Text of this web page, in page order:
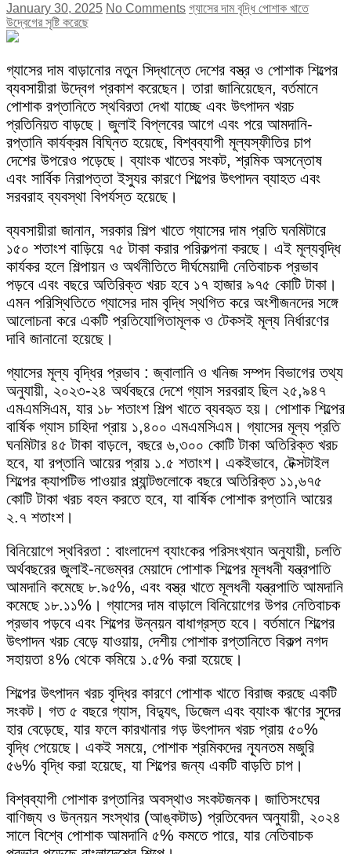
January 30, 2025 No Comments গ্যাসের দাম বৃদ্ধি পোশাক খাতে
উদ্বেগের সৃষ্টি করেছে
গ্যাসের দাম বাড়ানোর নতুন সিদ্ধান্তে দেশের বস্ত্র ও পোশাক শিল্পের
ব্যবসায়ীরা উদ্বেগ প্রকাশ করেছেন। তারা জানিয়েছেন, বর্তমানে
পোশাক রপ্তানিতে স্থবিরতা দেখা যাচ্ছে এবং উৎপাদন খরচ
প্রতিনিয়ত বাড়ছে। জুলাই বিপ্লবের আগে এবং পরে আমদানি-
রপ্তানি কার্যক্রম বিঘ্নিত হয়েছে, বিশ্বব্যাপী মূল্যস্ফীতির চাপ
দেশের উপরেও পড়েছে। ব্যাংক খাতের সংকট, শ্রমিক অসন্তোষ
এবং সার্বিক নিরাপত্তা ইস্যুর কারণে শিল্পের উৎপাদন ব্যাহত এবং
সরবরাহ ব্যবস্থা বিপর্যস্ত হয়েছে।
ব্যবসায়ীরা জানান, সরকার শিল্প খাতে গ্যাসের দাম প্রতি ঘনমিটারে
১৫০ শতাংশ বাড়িয়ে ৭৫ টাকা করার পরিকল্পনা করছে। এই মূল্যবৃদ্ধি
কার্যকর হলে শিল্পায়ন ও অর্থনীতিতে দীর্ঘমেয়াদী নেতিবাচক প্রভাব
পড়বে এবং বছরে অতিরিক্ত খরচ হবে ১৭ হাজার ৯৭৫ কোটি টাকা।
এমন পরিস্থিতিতে গ্যাসের দাম বৃদ্ধি স্থগিত করে অংশীজনদের সঙ্গে
আলোচনা করে একটি প্রতিযোগিতামূলক ও টেকসই মূল্য নির্ধারণের
দাবি জানানো হয়েছে।
গ্যাসের মূল্য বৃদ্ধির প্রভাব : জ্বালানি ও খনিজ সম্পদ বিভাগের তথ্য
অনুযায়ী, ২০২৩-২৪ অর্থবছরে দেশে গ্যাস সরবরাহ ছিল ২৫,৯৪৭
এমএমসিএম, যার ১৮ শতাংশ শিল্প খাতে ব্যবহৃত হয়। পোশাক শিল্পের
বার্ষিক গ্যাস চাহিদা প্রায় ১,৪০০ এমএমসিএম। গ্যাসের মূল্য প্রতি
ঘনমিটার ৪৫ টাকা বাড়লে, বছরে ৬,৩০০ কোটি টাকা অতিরিক্ত খরচ
হবে, যা রপ্তানি আয়ের প্রায় ১.৫ শতাংশ। একইভাবে, টেক্সটাইল
শিল্পের ক্যাপটিভ পাওয়ার প্ল্যান্টগুলোকে বছরে অতিরিক্ত ১১,৬৭৫
কোটি টাকা খরচ বহন করতে হবে, যা বার্ষিক পোশাক রপ্তানি আয়ের
২.৭ শতাংশ।
বিনিয়োগে স্থবিরতা : বাংলাদেশ ব্যাংকের পরিসংখ্যান অনুযায়ী, চলতি
অর্থবছরের জুলাই-নভেম্বর মেয়াদে পোশাক শিল্পের মূলধনী যন্ত্রপাতি
আমদানি কমেছে ৮.৯৫%, এবং বস্ত্র খাতে মূলধনী যন্ত্রপাতি আমদানি
কমেছে ১৮.১১%। গ্যাসের দাম বাড়ালে বিনিয়োগের উপর নেতিবাচক
প্রভাব পড়বে এবং শিল্পের উন্নয়ন বাধাগ্রস্ত হবে। বর্তমানে শিল্পের
উৎপাদন খরচ বেড়ে যাওয়ায়, দেশীয় পোশাক রপ্তানিতে বিকল্প নগদ
সহায়তা ৪% থেকে কমিয়ে ১.৫% করা হয়েছে।
শিল্পের উৎপাদন খরচ বৃদ্ধির কারণে পোশাক খাতে বিরাজ করছে একটি
সংকট। গত ৫ বছরে গ্যাস, বিদ্যুৎ, ডিজেল এবং ব্যাংক ঋণের সুদের
হার বেড়েছে, যার ফলে কারখানার গড় উৎপাদন খরচ প্রায় ৫০%
বৃদ্ধি পেয়েছে। একই সময়ে, পোশাক শ্রমিকদের ন্যূনতম মজুরি
৫৬% বৃদ্ধি করা হয়েছে, যা শিল্পের জন্য একটি বাড়তি চাপ।
বিশ্বব্যাপী পোশাক রপ্তানির অবস্থাও সংকটজনক। জাতিসংঘের
বাণিজ্য ও উন্নয়ন সংস্থার (আঙ্কটাড) প্রতিবেদন অনুযায়ী, ২০২৪
সালে বিশ্বে পোশাক আমদানি ৫% কমতে পারে, যার নেতিবাচক